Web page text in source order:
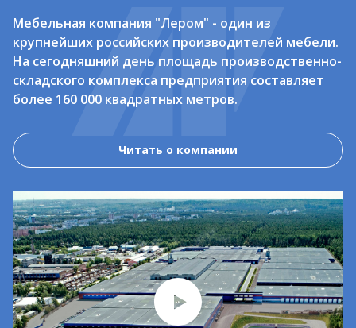
Мебельная компания "Лером" - один из
крупнейших российских производителей мебели.
На сегодняшний день площадь производственно-
складского комплекса предприятия составляет
более 160 000 квадратных метров.
Читать о компании